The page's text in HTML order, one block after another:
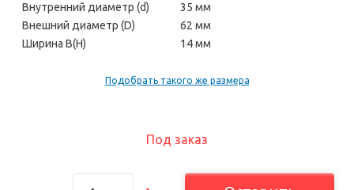
Под заказ
Внутренний диаметр (d)
35 мм
Внешний диаметр (D)
62 мм
Ширина В(H)
14 мм
Подобрать такого же размера